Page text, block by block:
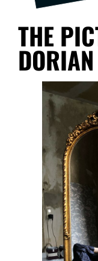
THE